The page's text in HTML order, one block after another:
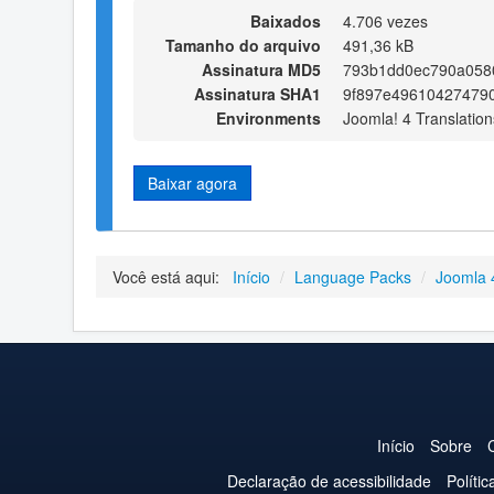
Baixados
4.706 vezes
Tamanho do arquivo
491,36 kB
Assinatura MD5
Assinatura SHA1
Environments
Joomla! 4
Baixar agora
Você está aqui: Início / Language Packs / Joomla
Início Sobre
Declaração de acessibilidade